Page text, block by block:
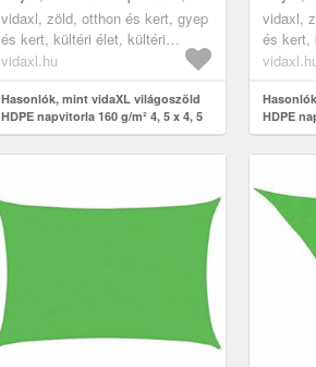
hogy a nap káros UV-sugarainak
ki lenne téve, legyen az a ker...
vidaxl, zöld, otthon és kert, gyep
és kert, kültéri élet, kültéri
napernyők és árnyékolók
vidaxl.hu
Hasonlók, mint vidaXL világoszöld
HDPE napvitorla 160 g/m² 4, 5 x 4, 5
m
hogy a
ki lenne
vidaxl,
és kert,
HDPE